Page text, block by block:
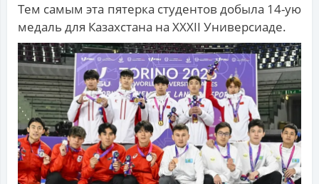
Тем самым эта пятерка студентов добыла 14-ую
медаль для Казахстана на XXXII Универсиаде.